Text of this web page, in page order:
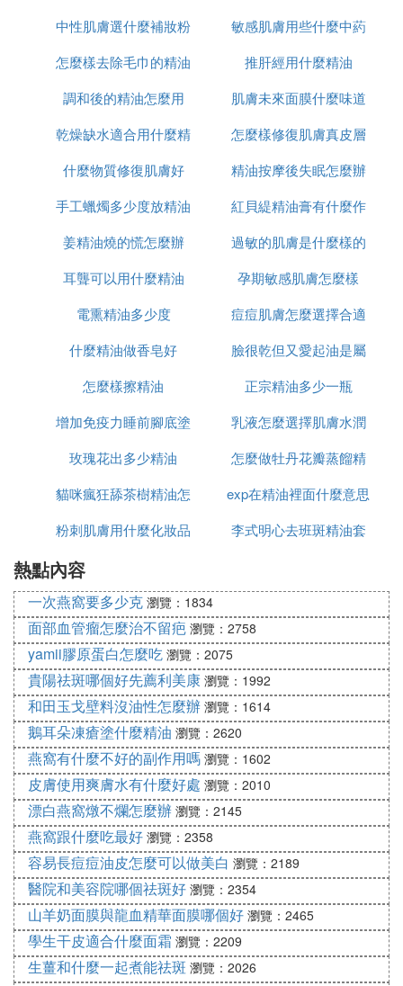
1、水多油少
影響，油一旦缺少了，就鎖不住水分，肌膚就像敞開
的鍋子，水分流失非常嚴重，這種現象很短時間內會
現就是這個問題。
2、水少油多
容易鎖住水分，但獲取水分的能力也會變得很低，以
油性肌膚為代表。雖然油性肌膚不大會出現過分乾燥
的現象，但是油脂的包裹會形成肌膚的溫床，因為油
脂多，阻礙了肌膚內外水分的雙吸收，所以出現毛孔
增大，角質層變黑，易生成黑頭、粉刺等問題。
皮膚的水油平衡系統不是一個抽象的概念，而是一個
客觀存在的東西。
角質層的皮脂膜，也就是皮膚水油平衡系統的表徵一
以，解決皮膚諸多問題，需要從解決汗腺、皮脂腺的
分泌功能開始，也就是首先需要解決皮膚的水油平衡
問題。
水油平衡的方法：
1、補水
水油失衡是隨著年齡增長比較容易出現的問題，補水
是比較理性的方法，尤其是針對於油多水少，補水則
要優於保濕，因為油脂的保護鎖住了水分的流逝，所
以內補水是平衡油多水少的方法。
2、保濕
保濕是在油脂必能鎖住肌膚水分的時候，藉助人工的
手法，在肌膚外表層塗抹一層保護層，擔任了皮脂腺
的鎖水功能，主要是針對鎖水能力差的水少油少皮脂
腺分泌狀況，或者水多油少的分泌狀況來解決的問
題。
隨著年齡的增長，皮脂腺的分泌功能越來越弱，此時
人工協助肌膚保養，是一個非常理想的方法，這就是
美容護膚的目的。
F. 我今年20歲，皮膚水油失衡，用什麼護
膚品好
凈
中性肌膚選什麼補妝粉
餅
敏感肌膚用些什麼中葯
口服
怎麼樣去除毛巾的精油
味
推肝經用什麼精油
調和後的精油怎麼用
肌膚未來面膜什麼味道
乾燥缺水適合用什麼精
油
怎麼樣修復肌膚真皮層
什麼物質修復肌膚好
精油按摩後失眠怎麼辦
手工蠟燭多少度放精油
紅貝緹精油膏有什麼作
用
姜精油燒的慌怎麼辦
過敏的肌膚是什麼樣的
耳聾可以用什麼精油
孕期敏感肌膚怎麼樣
電熏精油多少度
痘痘肌膚怎麼選擇合適
的護膚品
什麼精油做香皂好
臉很乾但又愛起油是屬
於什麼肌膚
怎麼樣擦精油
正宗精油多少一瓶
增加免疫力睡前腳底塗
什麼精油
乳液怎麼選擇肌膚水潤
玫瑰花出多少精油
怎麼做牡丹花瓣蒸餾精
油
貓咪瘋狂舔茶樹精油怎
麼回事
exp在精油裡面什麼意思
粉刺肌膚用什麼化妝品
李式明心去班斑精油套
熱點內容
一次燕窩要多少克 瀏覽：1834
面部血管瘤怎麼治不留疤 瀏覽：2758
yamii膠原蛋白怎麼吃 瀏覽：2075
貴陽祛斑哪個好先薦利美康 瀏覽：1992
和田玉戈壁料沒油性怎麼辦 瀏覽：1614
鵝耳朵凍瘡塗什麼精油 瀏覽：2620
燕窩有什麼不好的副作用嗎 瀏覽：1602
皮膚使用爽膚水有什麼好處 瀏覽：2010
漂白燕窩燉不爛怎麼辦 瀏覽：2145
燕窩跟什麼吃最好 瀏覽：2358
容易長痘痘油皮怎麼可以做美白 瀏覽：2189
醫院和美容院哪個祛斑好 瀏覽：2354
山羊奶面膜與龍血精華面膜哪個好 瀏覽：2465
學生干皮適合什麼面霜 瀏覽：2209
生薑和什麼一起煮能祛斑 瀏覽：2026